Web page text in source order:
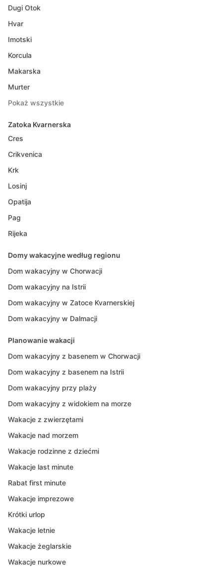
Dugi Otok
Hvar
Imotski
Korcula
Makarska
Murter
Pokaż wszystkie
Zatoka Kvarnerska
Cres
Crikvenica
Krk
Losinj
Opatija
Pag
Rijeka
Domy wakacyjne według regionu
Dom wakacyjny w Chorwacji
Dom wakacyjny na Istrii
Dom wakacyjny w Zatoce Kvarnerskiej
Dom wakacyjny w Dalmacji
Planowanie wakacji
Dom wakacyjny z basenem w Chorwacji
Dom wakacyjny z basenem na Istrii
Dom wakacyjny przy plaży
Dom wakacyjny z widokiem na morze
Wakacje z zwierzętami
Wakacje nad morzem
Wakacje rodzinne z dziećmi
Wakacje last minute
Rabat first minute
Wakacje imprezowe
Krótki urlop
Wakacje letnie
Wakacje żeglarskie
Wakacje nurkowe